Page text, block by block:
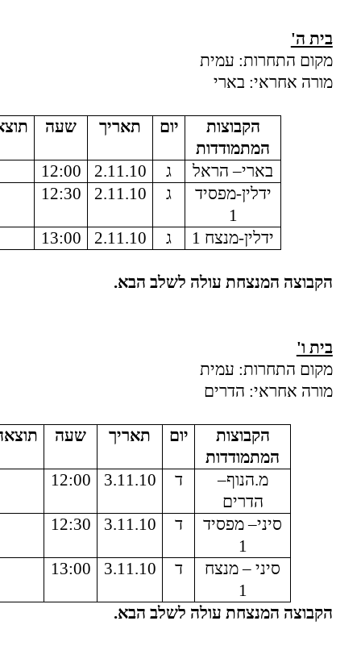
בית ה'
מקום התחרות: עמית
מורה אחראי: בארי
הקבוצות
המתמודדות
יום תאריך שעה
בארי– הראל ג 2.11.10
12:00
ידלין-מפסיד
1
ג 2.11.10
12:30
ידלין-מנצח 1 ג 2.11.10
13:00
הקבוצה המנצחת עולה לשלב הבא.
בית ו'
מקום התחרות: עמית
מורה אחראי: הדרים
הקבוצות
המתמודדות
יום תאריך שעה
מ.הנוף–
הדרים
ד 3.11.10
12:00
סיני– מפסיד
1
ד 3.11.10
12:30
סיני – מנצח
1
ד 3.11.10
13:00
הקבוצה המנצחת עולה לשלב הבא.